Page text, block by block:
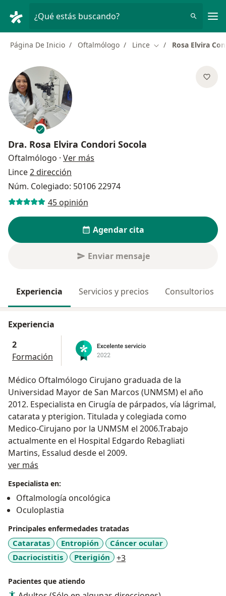
¿Qué estás buscando?
Página De Inicio Oftalmólogo Lince Cambiar de ciudad
Rosa Elvira
Dra. Rosa Elvira Condori Socola
Oftalmólogo · Ver más
Lince2 dirección
Núm. Colegiado: 50106 22974
45 opinión
Agendar cita
Enviar mensaje
Experiencia Servicios y precios Consultorios
Experiencia
2
Formación
Médico Oftalmólogo Cirujano graduada de la
Universidad Mayor de San Marcos (UNMSM) el año
2012. Especialista en Cirugía de párpados, vía lágrimal,
catarata y pterigion. Titulada y colegiada como
Medico-Cirujano por la UNMSM el 2006.Trabajo
actualmente en el Hospital Edgardo Rebagliati
Martins, Essalud desde el 2009.
ver más
Especialista en:
Oftalmología oncológica
Oculoplastia
Principales enfermedades tratadas
Cataratas Entropión
Cáncer ocular
Dacriocistitis
Pterigión +3a11y_sr_more_diseases
Pacientes que atiendo